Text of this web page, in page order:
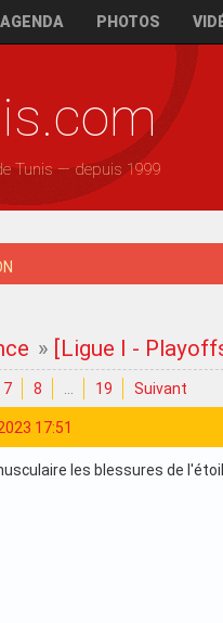
AGENDA PHOTOS
Tunis — depuis 1999
» [Ligue I -
7 8 19 Suivant
17:51
les blessures de